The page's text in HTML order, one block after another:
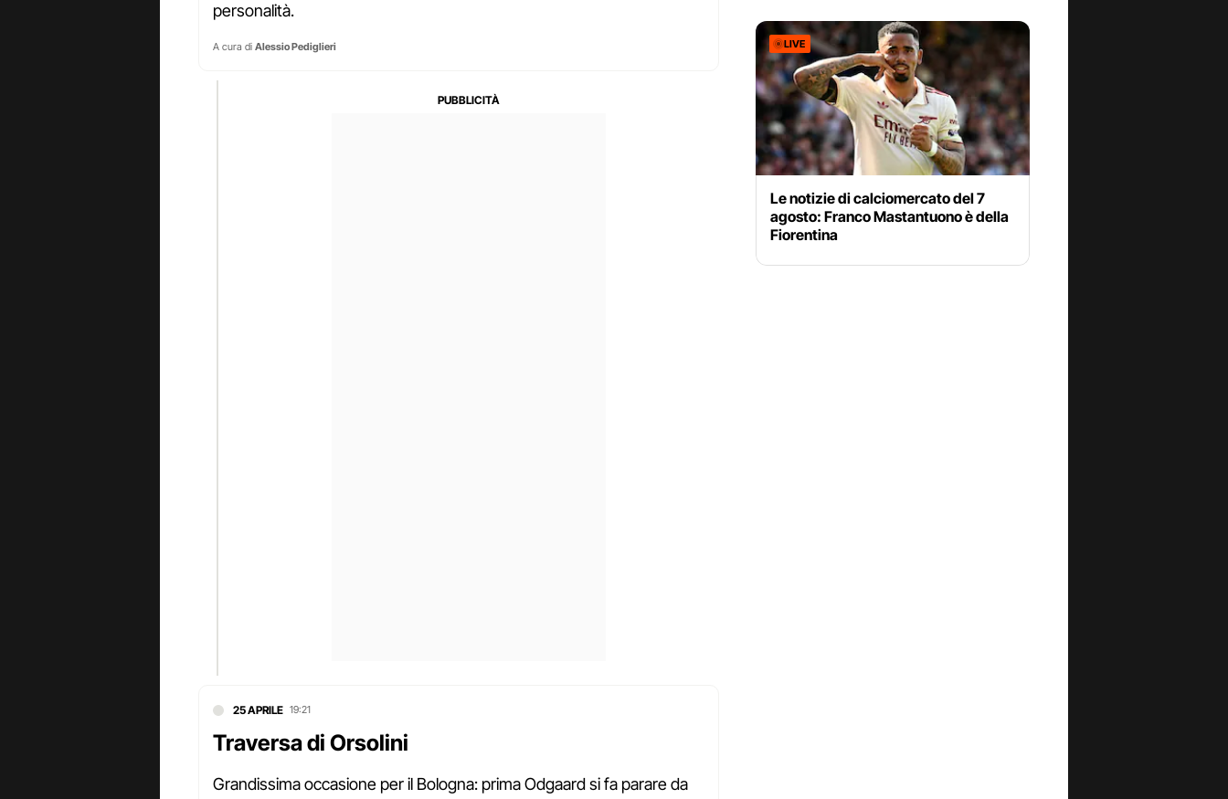
personalità.
A cura di Alessio Pediglieri
25 APRILE 19:21
Traversa di Orsolini
Grandissima occasione per il Bologna: prima Odgaard si fa parare da
LIVE
Le notizie di calciomercato del 7
agosto: Franco Mastantuono è della
Fiorentina